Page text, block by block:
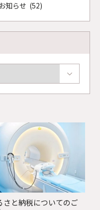
知らせ (52)
さと納税についてのご